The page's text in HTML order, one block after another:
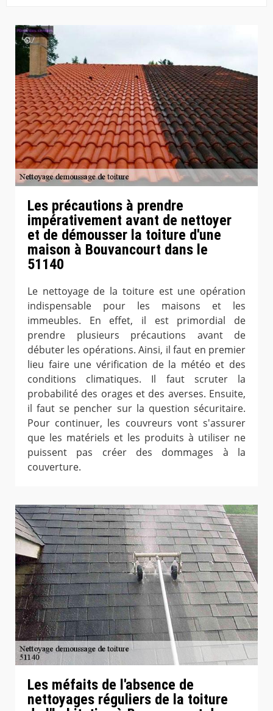
Les précautions à prendre
impérativement avant de nettoyer
et de démousser la toiture d'une
maison à Bouvancourt dans le
51140
Le nettoyage de la toiture est une opération
indispensable pour les maisons et les
immeubles. En effet, il est primordial de
prendre plusieurs précautions avant de
débuter les opérations. Ainsi, il faut en premier
lieu faire une vérification de la météo et des
conditions climatiques. Il faut scruter la
probabilité des orages et des averses. Ensuite,
il faut se pencher sur la question sécuritaire.
Pour continuer, les couvreurs vont s'assurer
que les matériels et les produits à utiliser ne
puissent pas créer des dommages à la
couverture.
Les méfaits de l'absence de
nettoyages réguliers de la toiture